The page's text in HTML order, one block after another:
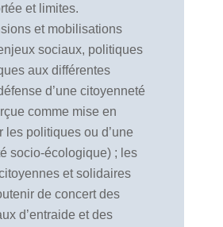
et limites.
et mobilisations
sociaux, politiques
aux différentes
d’une citoyenneté
comme mise en
les politiques ou d’une
socio-écologique) ; les
et solidaires
de concert des
d’entraide et des